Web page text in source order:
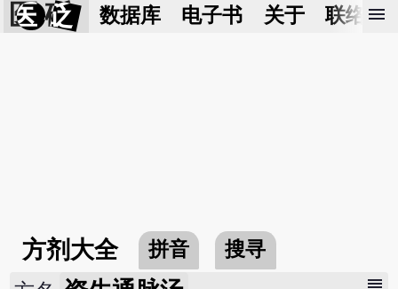
医 砭 数据库 电子书 关于 联络我
menu
方剂大全 拼音 搜寻